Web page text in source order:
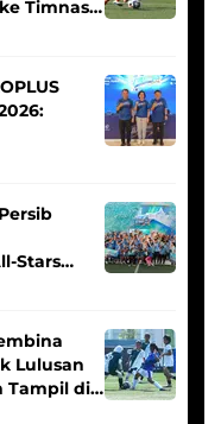
Timnas
Stars
Lulusan
Tampil di